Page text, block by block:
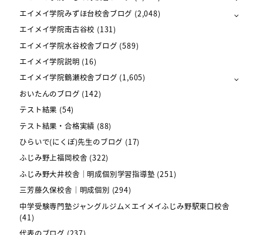
エイメイ学院みずほ台校舎ブログ (2,048)
エイメイ学院南古谷校 (131)
エイメイ学院水谷校舎ブログ (589)
エイメイ学院説明 (16)
エイメイ学院鶴瀬校舎ブログ (1,605)
おいたんのブログ (142)
テスト結果 (54)
テスト結果・合格実績 (88)
ひらいで(にくぽ)先生のブログ (17)
ふじみ野上福岡校舎 (322)
ふじみ野大井校舎｜明成個別学習指導塾 (251)
三芳藤久保校舎｜明成個別 (294)
中学受験専門塾ジャングルジム×エイメイふじみ野駅東口校舎
(41)